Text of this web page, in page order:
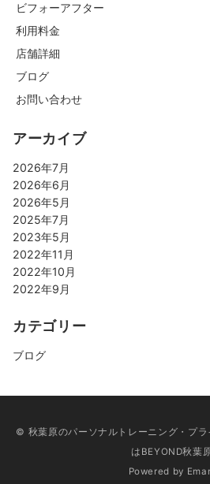
ビフォーアフター
利用料金
店舗詳細
ブログ
お問い合わせ
アーカイブ
2026年7月
2026年6月
2026年5月
2025年7月
2023年5月
2022年11月
2022年10月
2022年9月
カテゴリー
ブログ
© 秋葉原のパーソナルトレーニング・プラ
はBEYOND秋葉
Powered by